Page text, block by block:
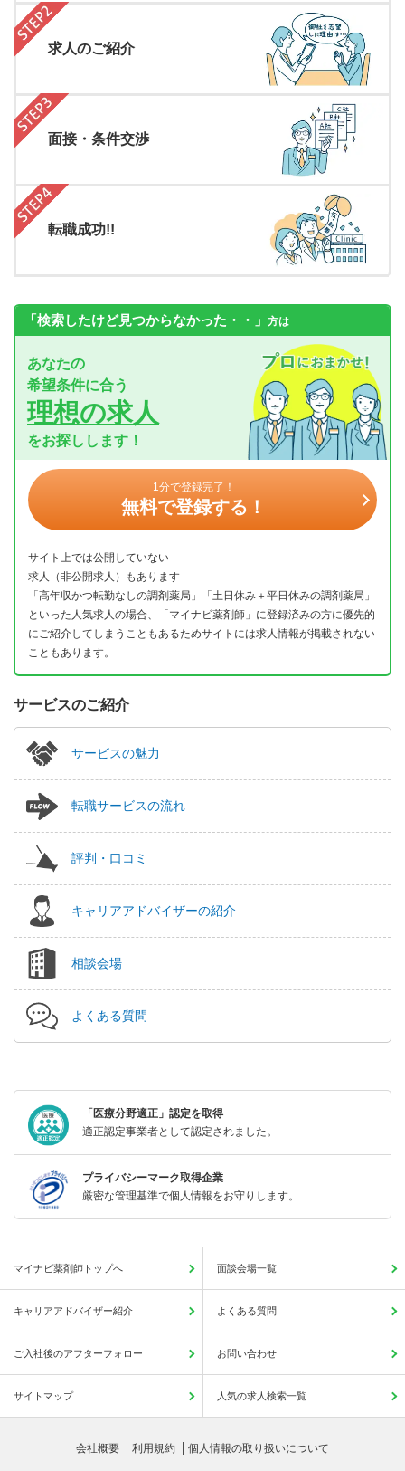
求人のご紹介
面接・条件交渉
転職成功!!
「検索したけど見つからなかった・・」 方は
あなたの
希望条件に合う
理想の求人
をお探しします！
1分で登録完了！
無料で登録する！
サイト上では公開していない
求人（非公開求人）もあります
「高年収かつ転勤なしの調剤薬局」「土日休み＋平日休みの調剤薬局」
といった人気求人の場合、「マイナビ薬剤師」に登録済みの方に優先的
にご紹介してしまうこともあるためサイトには求人情報が掲載されない
こともあります。
サービスのご紹介
サービスの魅力
転職サービスの流れ
評判・口コミ
キャリアアドバイザーの紹介
相談会場
よくある質問
「医療分野適正」認定を取得
適正認定事業者として認定されました。
プライバシーマーク取得企業
厳密な管理基準で個人情報をお守りします。
マイナビ薬剤師トップへ 面談会場一覧
キャリアアドバイザー紹介 よくある質問
ご入社後のアフターフォロー お問い合わせ
サイトマップ 人気の求人検索一覧
会社概要 利用規約 個人情報の取り扱いについて